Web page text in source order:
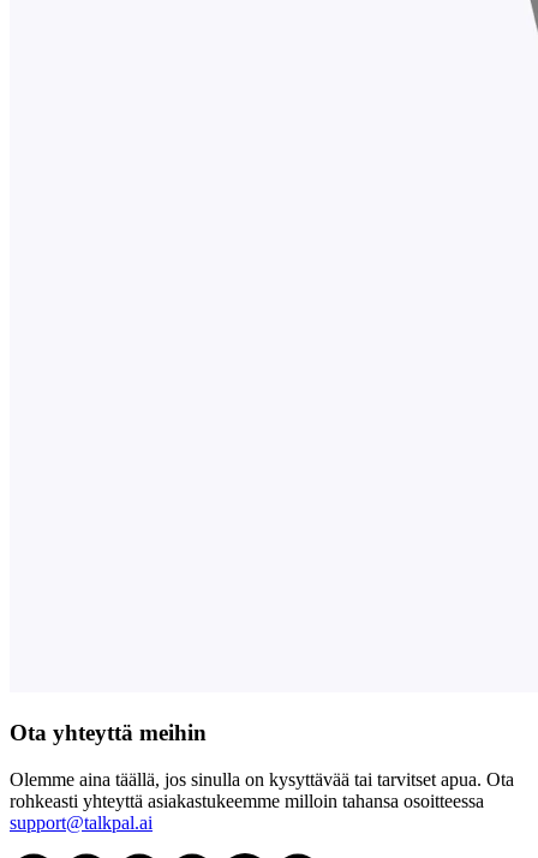
Ota yhteyttä meihin
Olemme aina täällä, jos sinulla on kysyttävää tai tarvitset apua. Ota
rohkeasti yhteyttä asiakastukeemme milloin tahansa osoitteessa
support@talkpal.ai